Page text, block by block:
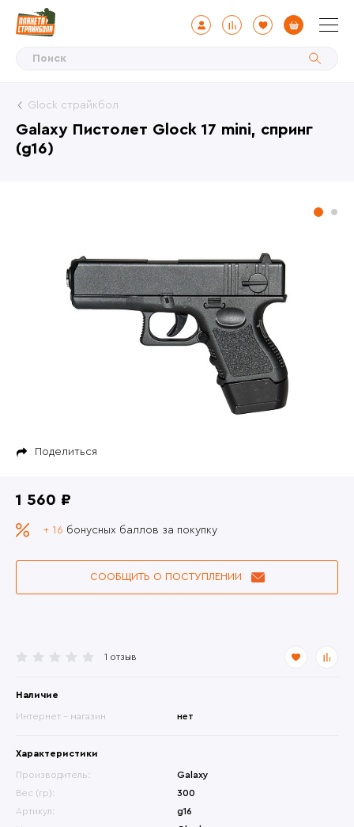
Galaxy Пистолет Glock 17 mini, спринг
(g16)
Glock страйкбол
Поделиться
1 отзыв
Наличие
Интернет - магазин нет
Характеристики
Производитель:
Galaxy
Вес (гр):
300
Артикул:
g16
1 560 ₽
+ 16 бонусных баллов за покупку
СООБЩИТЬ О ПОСТУПЛЕНИИ